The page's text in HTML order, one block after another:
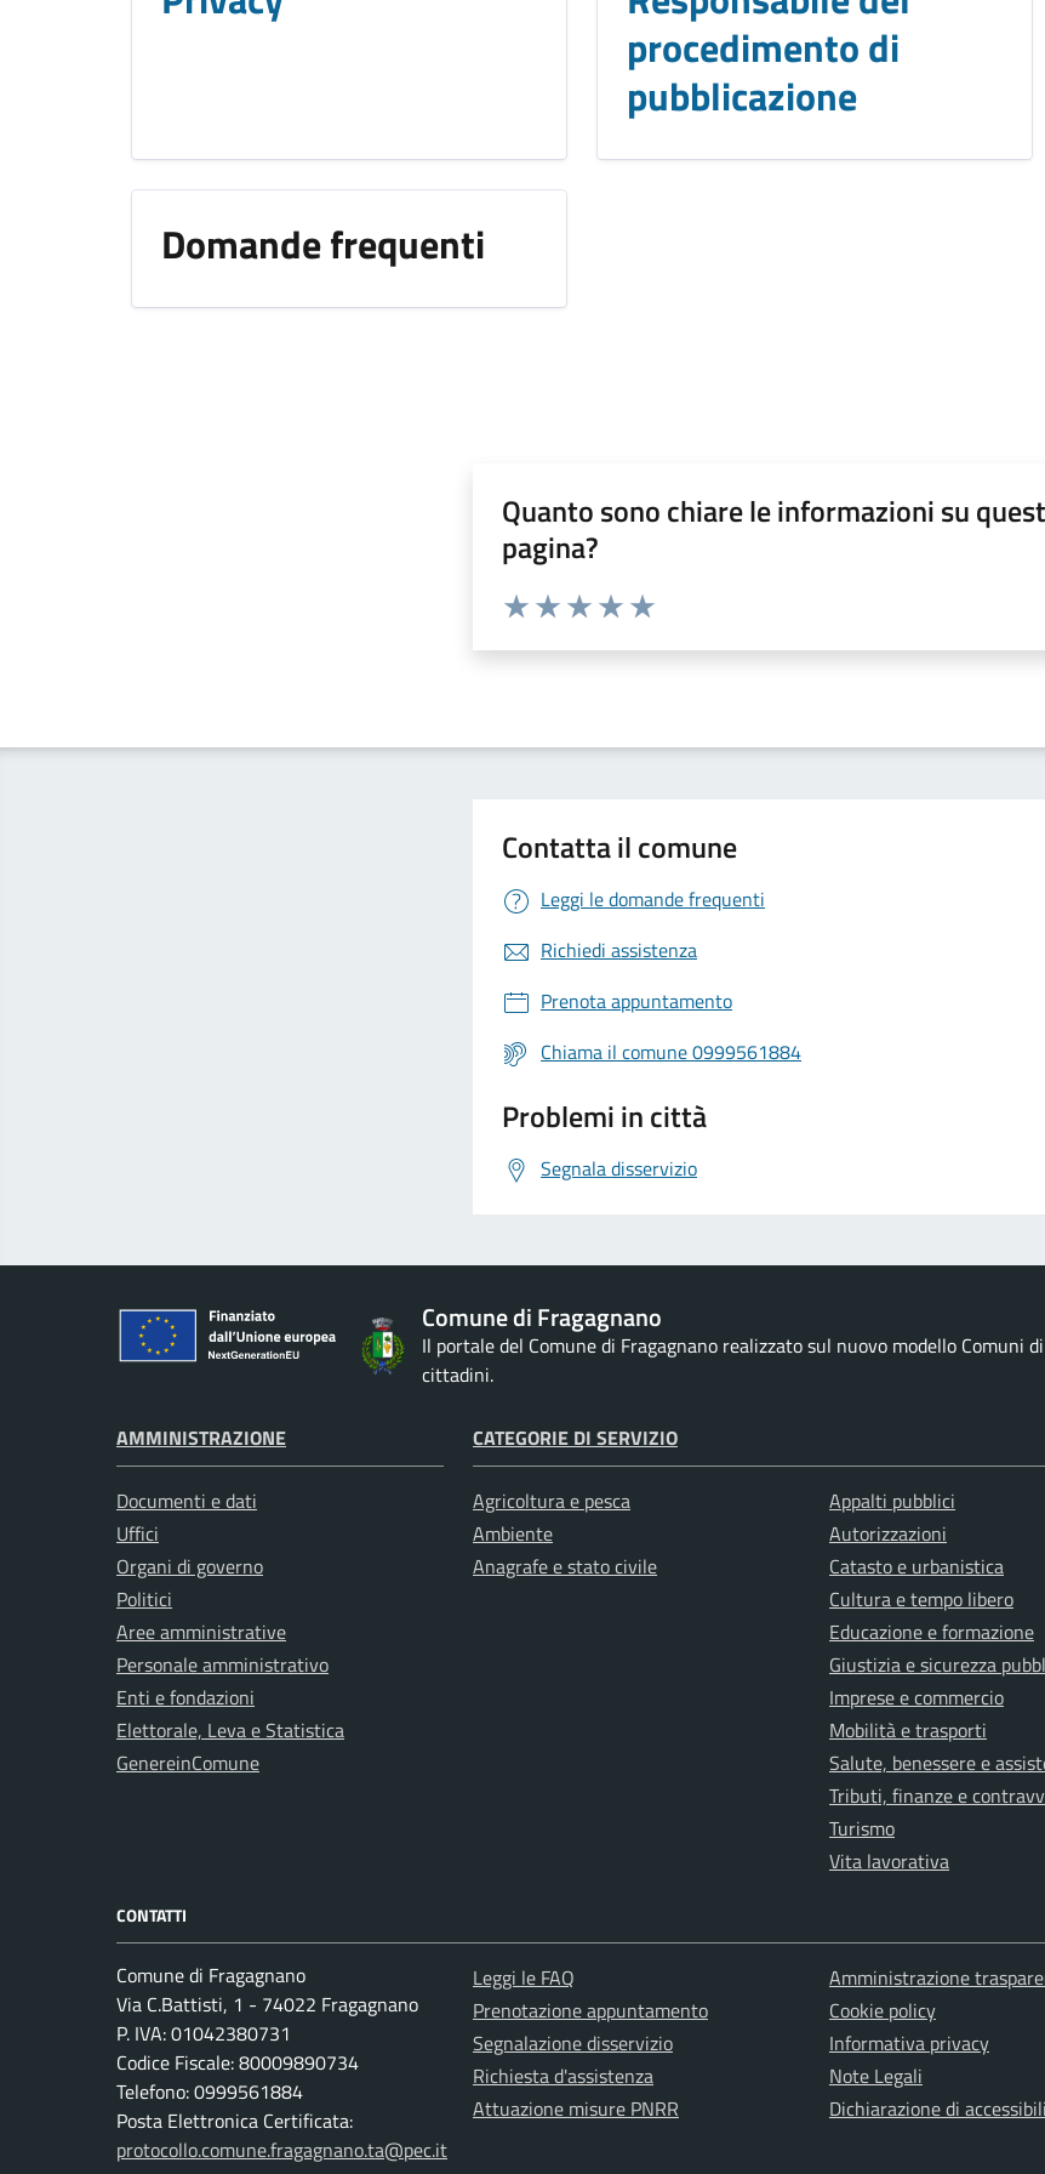
procedimento di
pubblicazione
Domande frequenti
Quanto sono chiare le informazioni su
pagina?
Valuta da 1 a 5 stelle la pagina
Contatta il comune
Leggi le domande frequenti
Richiedi assistenza
Prenota appuntamento
Chiama il comune 0999561884
Problemi in città
Segnala disservizio
Comune di Fragagnano
Il portale del Comune di Fragagnano realizzato sul nuovo modello
cittadini.
AMMINISTRAZIONE
Documenti e dati
Uffici
Organi di governo
Politici
Aree amministrative
Personale amministrativo
Enti e fondazioni
Elettorale, Leva e Statistica
GenereinComune
CATEGORIE DI SERVIZIO
Agricoltura e pesca
Ambiente
Anagrafe e stato civile
Appalti pubblici
Autorizzazioni
Catasto e urbanistica
Cultura e tempo libero
Educazione e formazione
Giustizia e sicurezza
Imprese e commercio
Mobilità e trasporti
Salute, benessere e
Tributi, finanze e
Turismo
Vita lavorativa
CONTATTI
Comune di Fragagnano
Via C.Battisti, 1 - 74022 Fragagnano
P. IVA: 01042380731
Codice Fiscale: 80009890734
Telefono: 0999561884
Posta Elettronica Certificata:
protocollo.comune.fragagnano.ta@pec.it
Leggi le FAQ
Prenotazione appuntamento
Segnalazione disservizio
Richiesta d'assistenza
Attuazione misure PNRR
Amministrazione
Cookie policy
Informativa privacy
Note Legali
Dichiarazione di